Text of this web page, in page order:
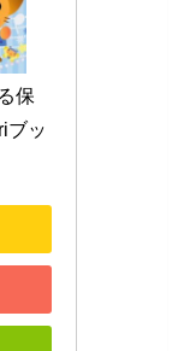
保
ブッ